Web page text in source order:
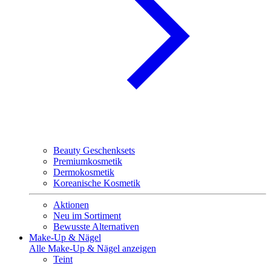
Beauty Geschenksets
Premiumkosmetik
Dermokosmetik
Koreanische Kosmetik
Aktionen
Neu im Sortiment
Bewusste Alternativen
Make-Up & Nägel
Alle Make-Up & Nägel anzeigen
Teint